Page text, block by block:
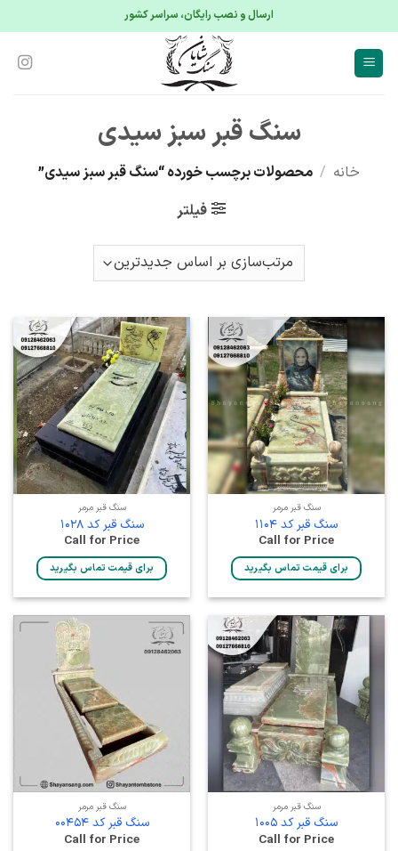
ارسال و نصب رایگان، سراسر کشور
سنگ قبر سبز سیدی
خانه / محصولات برچسب خورده “سنگ قبر سبز سیدی”
فیلتر
سنگ قبر مرمر
سنگ قبر کد 1104
Call for Price
برای قیمت تماس بگیرید
سنگ قبر مرمر
سنگ قبر کد 1028
Call for Price
برای قیمت تماس بگیرید
سنگ قبر مرمر
سنگ قبر کد 1005
Call for Price
سنگ قبر مرمر
سنگ قبر کد 00454
Call for Price